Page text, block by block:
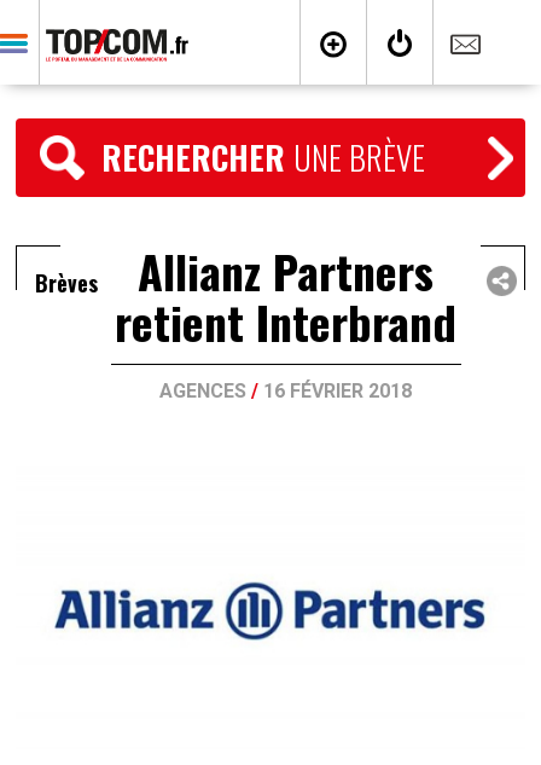
RECHERCHER UNE BRÈVE
Brèves Allianz Partners
retient Interbrand
AGENCES / 16 FÉVRIER 2018